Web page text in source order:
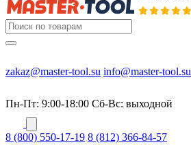
zakaz@master-tool.su info@master-tool.su
Пн-Пт: 9:00-18:00 Cб-Вс: выходной
8 (800) 550-17-19 8 (812) 366-84-57